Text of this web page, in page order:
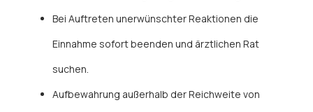
Bei Auftreten unerwünschter Reaktionen die
Einnahme sofort beenden und ärztlichen Rat
suchen.
Aufbewahrung außerhalb der Reichweite von